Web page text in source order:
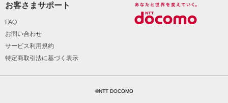
お客さまサポート
FAQ
お問い合わせ
サービス利用規約
特定商取引法に基づく表示
©NTT DOCOMO